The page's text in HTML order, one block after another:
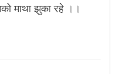
माथा झुका रहे ।।